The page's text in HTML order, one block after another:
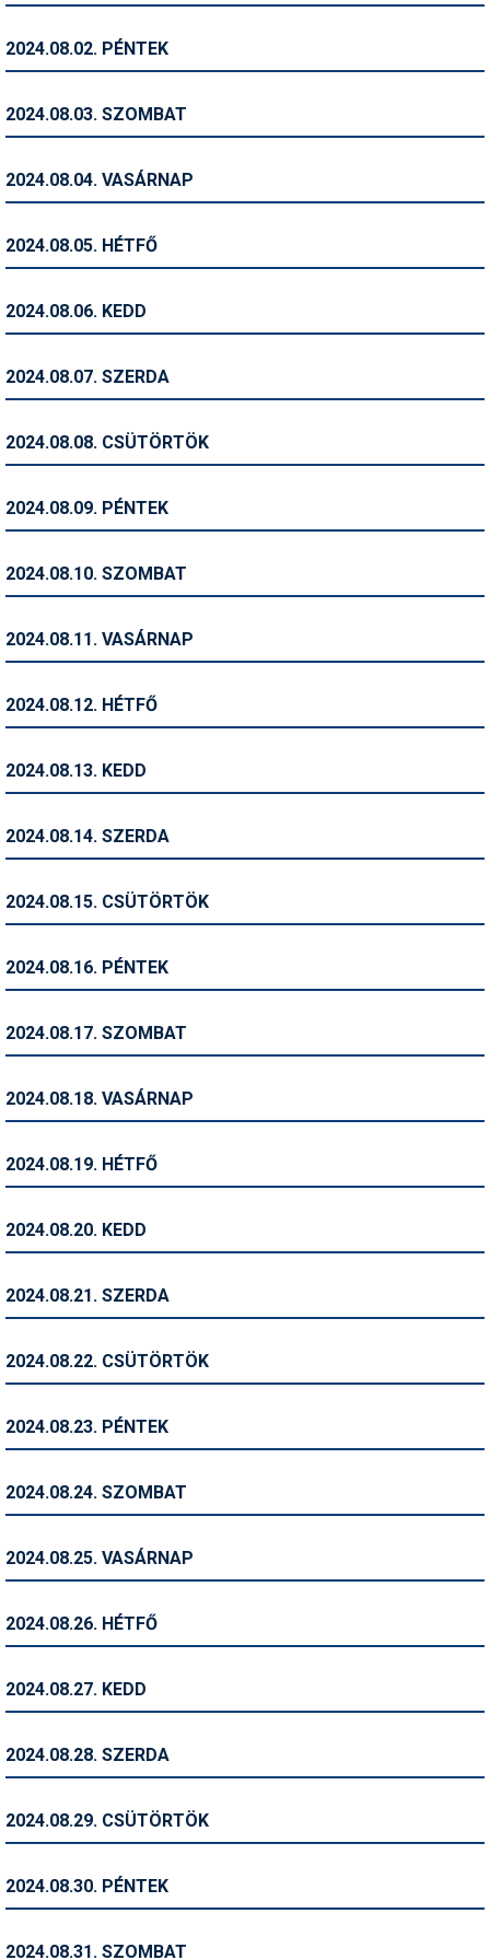
Ingatlan
Kerékpár
Magazinok
Pályázatok
Síbérletárak
Sífelszerelés
Símánia
Síszerviz
Snowboard
Szakértők
Telemark
Történelem
Utazási tippek
2024.08.02. PÉNTEK
2024.08.03. SZOMBAT
2024.08.04. VASÁRNAP
2024.08.05. HÉTFŐ
2024.08.06. KEDD
2024.08.07. SZERDA
2024.08.08. CSÜTÖRTÖK
2024.08.09. PÉNTEK
2024.08.10. SZOMBAT
2024.08.11. VASÁRNAP
2024.08.12. HÉTFŐ
2024.08.13. KEDD
2024.08.14. SZERDA
2024.08.15. CSÜTÖRTÖK
2024.08.16. PÉNTEK
2024.08.17. SZOMBAT
2024.08.18. VASÁRNAP
2024.08.19. HÉTFŐ
2024.08.20. KEDD
2024.08.21. SZERDA
2024.08.22. CSÜTÖRTÖK
2024.08.23. PÉNTEK
2024.08.24. SZOMBAT
2024.08.25. VASÁRNAP
2024.08.26. HÉTFŐ
2024.08.27. KEDD
2024.08.28. SZERDA
2024.08.29. CSÜTÖRTÖK
2024.08.30. PÉNTEK
2024.08.31. SZOMBAT